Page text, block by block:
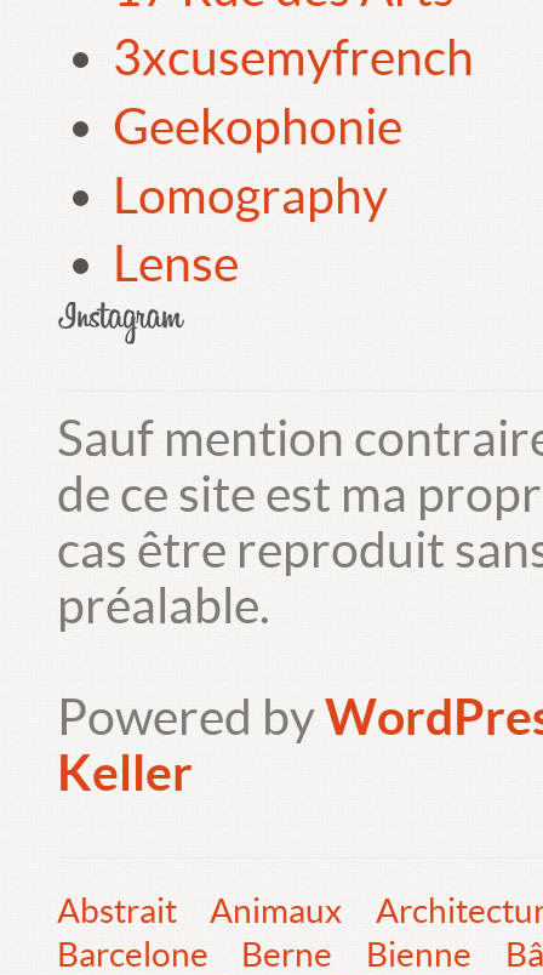
3xcusemyfrench
Geekophonie
Lomography
Lense
Sauf mention
de ce site est ma
cas être reproduit
préalable.
Powered by
Keller
Abstrait Animaux
Barcelone
Berne Bienne